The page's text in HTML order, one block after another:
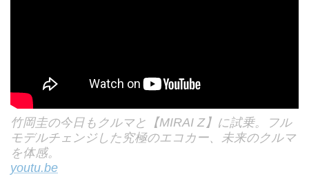
竹岡圭の今日もクルマと【MIRAI Z】に試乗。フル
モデルチェンジした究極のエコカー、未来のクルマ
を体感。
youtu.be